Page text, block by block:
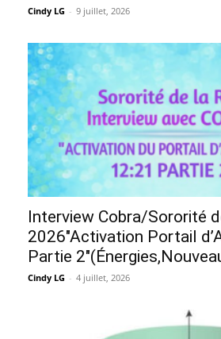
Cindy LG - 9 juillet, 2026
Interview Cobra/Sororité
2026″Activation Portail
Partie
Cindy LG - 4 juillet, 2026